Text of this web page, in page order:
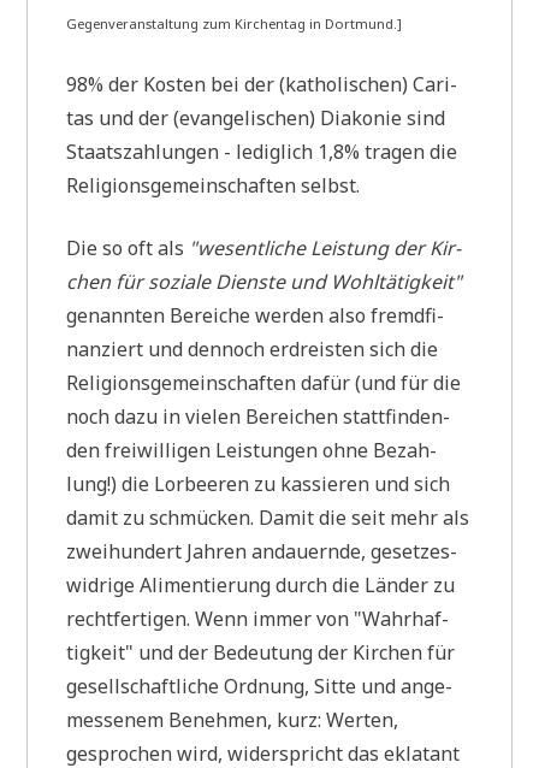
Gegen­ver­an­stal­tung zum Kir­chen­tag in Dortmund.]
98% der Kosten bei der (katho­li­schen) Cari­
tas und der (evan­ge­li­schen) Dia­ko­nie sind
Staats­zah­lun­gen - ledig­lich 1,8% tra­gen die
Reli­gi­ons­ge­mein­schaf­ten selbst.
Die so oft als "wesent­li­che Lei­stung der Kir­
chen für sozia­le Dien­ste und Wohl­tä­tig­keit"
genann­ten Berei­che wer­den also fremd­fi­
nan­ziert und den­noch erdrei­sten sich die
Reli­gi­ons­ge­mein­schaf­ten dafür (und für die
noch dazu in vie­len Berei­chen statt­fin­den­
den frei­wil­li­gen Lei­stun­gen ohne Bezah­
lung!) die Lor­bee­ren zu kas­sie­ren und sich
damit zu schmücken. Damit die seit mehr als
zwei­hun­dert Jah­ren andau­ern­de, geset­zes­
wid­ri­ge Ali­men­tie­rung durch die Län­der zu
recht­fer­ti­gen. Wenn immer von "Wahr­haf­
tig­keit" und der Bedeu­tung der Kir­chen für
gesell­schaft­li­che Ord­nung, Sit­te und ange­
mes­se­nem Beneh­men, kurz: Wer­ten,
gespro­chen wird, wider­spricht das ekla­tant